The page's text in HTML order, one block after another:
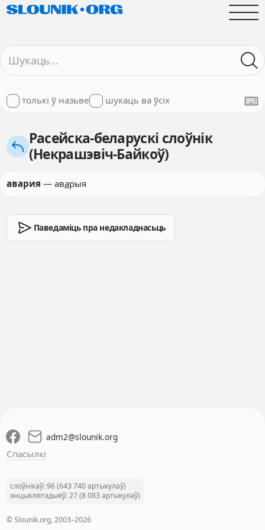
толькі ў назьве шукаць ва ўсіх
Расейска-беларускі слоўнік
(Некрашэвіч-Байкоў)
авария — аварыя
Паведаміць пра недакладнасьць
adm2@slounik.org
Спасылкі
слоўнікаў: 96 (643 740 артыкулаў)
энцыкляпэдыяў: 27 (8 083 артыкулаў)
© Slounik.org, 2003–2026